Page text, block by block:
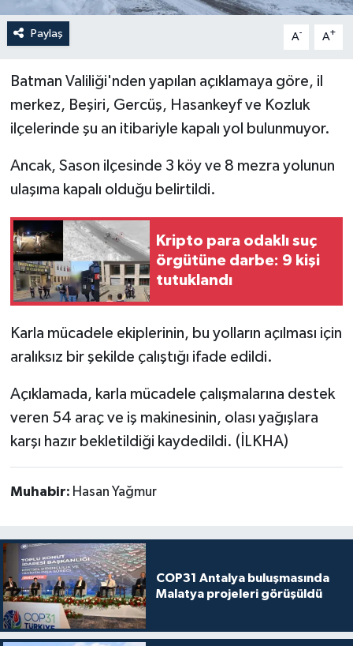
Paylaş A- A+
Batman Valiliği'nden yapılan açıklamaya göre, il
merkez, Beşiri, Gercüş, Hasankeyf ve Kozluk
ilçelerinde şu an itibariyle kapalı yol bulunmuyor.
Ancak, Sason ilçesinde 3 köy ve 8 mezra yolunun
ulaşıma kapalı olduğu belirtildi.
Kripto para odaklı suç
örgütüne darbe: 9 kişi
tutuklandı
Karla mücadele ekiplerinin, bu yolların açılması için
aralıksız bir şekilde çalıştığı ifade edildi.
Açıklamada, karla mücadele çalışmalarına destek
veren 54 araç ve iş makinesinin, olası yağışlara
karşı hazır bekletildiği kaydedildi. (İLKHA)
Muhabir: Hasan Yağmur
COP31 Antalya buluşmasında
Malatya projeleri görüşüldü